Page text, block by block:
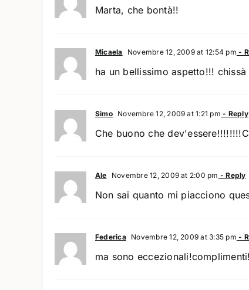
Marta, che bontà!!
Micaela Novembre 12, 2009 at 12:54 pm -
ha un bellissimo aspetto!!!
Simo Novembre 12, 2009 at 1:21 pm - Reply
Che buono che
Ale Novembre 12, 2009 at 2:00 pm - Reply
Non sai quanto mi piacciono
Federica Novembre 12, 2009 at 3:35 pm -
ma sono eccezionali!complimenti!